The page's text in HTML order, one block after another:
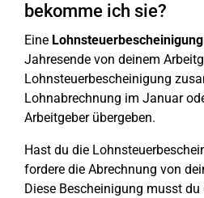
bekomme ich sie?
Eine Lohnsteuerbescheinigung
Jahresende von deinem
Lohnsteuerbescheinigung
Lohnabrechnung im Januar
Arbeitgeber übergeben.
Hast du die
fordere die Abrechnung von
Diese Bescheinigung musst du